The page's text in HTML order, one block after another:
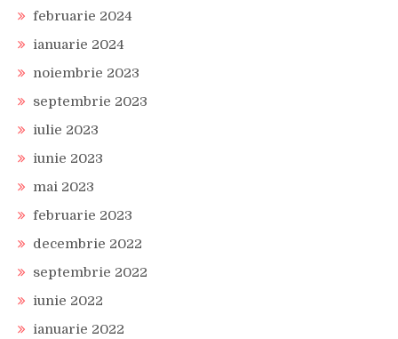
februarie 2024
ianuarie 2024
noiembrie 2023
septembrie 2023
iulie 2023
iunie 2023
mai 2023
februarie 2023
decembrie 2022
septembrie 2022
iunie 2022
ianuarie 2022